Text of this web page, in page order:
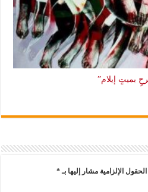
الحقول الإلزامية مشار إليها بـ*